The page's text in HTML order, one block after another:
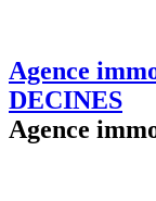
Agence
DECINES
Agence